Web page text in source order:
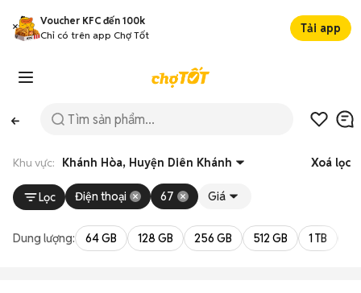
Voucher KFC đến 100k
Chỉ có trên app Chợ Tốt
Tải app
Khu vực: Khánh Hòa, Huyện Diên Khánh Xoá lọc
Lọc Điện thoại 67 Giá
Dung lượng: 64 GB 128 GB 256 GB 512 GB 1 TB